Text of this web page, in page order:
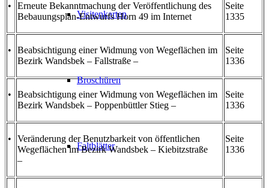
Visitenkarten
Broschüren
Faltblätter
•
Erneute Bekanntmachung der Veröffentlichung des
Bebauungsplan-Entwurfs Horn 49 im Internet
Seite
1335
•
Beabsichtigung einer Widmung von Wegeflächen im
Bezirk Wandsbek – Fallstraße –
Seite
1336
•
Beabsichtigung einer Widmung von Wegeflächen im
Bezirk Wandsbek – Poppenbüttler Stieg –
Seite
1336
•
Veränderung der Benutzbarkeit von öffentlichen
Wegeflächen im Bezirk Wandsbek – Kiebitzstraße
–
Seite
1336